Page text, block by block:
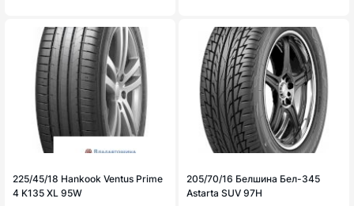
225/45/18 Hankook Ventus Prime
4 K135 XL 95W
205/70/16 Белшина Бел-345
Astarta SUV 97H